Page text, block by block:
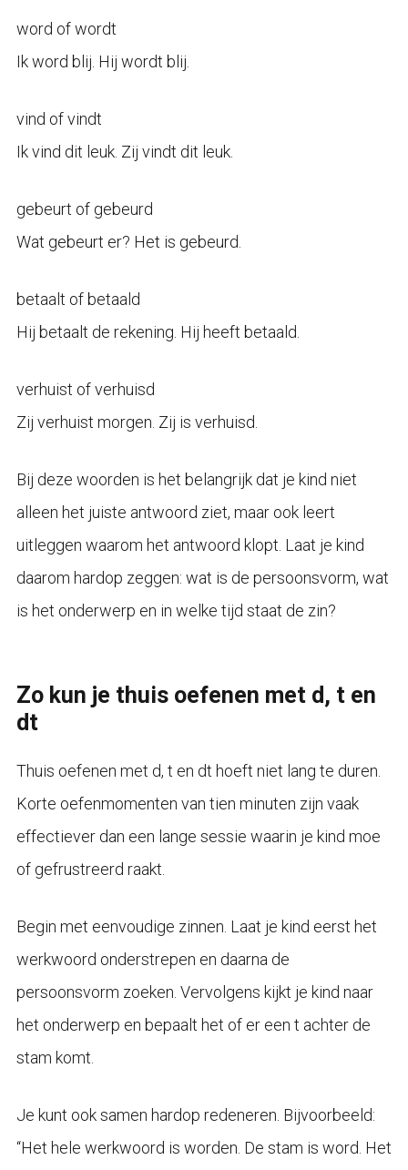
word of wordt
Ik word blij. Hij wordt blij.
vind of vindt
Ik vind dit leuk. Zij vindt dit leuk.
gebeurt of gebeurd
Wat gebeurt er? Het is gebeurd.
betaalt of betaald
Hij betaalt de rekening. Hij heeft betaald.
verhuist of verhuisd
Zij verhuist morgen. Zij is verhuisd.
Bij deze woorden is het belangrijk dat je kind niet
alleen het juiste antwoord ziet, maar ook leert
uitleggen waarom het antwoord klopt. Laat je kind
daarom hardop zeggen: wat is de persoonsvorm, wat
is het onderwerp en in welke tijd staat de zin?
Zo kun je thuis oefenen met d, t en
dt
Thuis oefenen met d, t en dt hoeft niet lang te duren.
Korte oefenmomenten van tien minuten zijn vaak
effectiever dan een lange sessie waarin je kind moe
of gefrustreerd raakt.
Begin met eenvoudige zinnen. Laat je kind eerst het
werkwoord onderstrepen en daarna de
persoonsvorm zoeken. Vervolgens kijkt je kind naar
het onderwerp en bepaalt het of er een t achter de
stam komt.
Je kunt ook samen hardop redeneren. Bijvoorbeeld:
“Het hele werkwoord is worden. De stam is word. Het